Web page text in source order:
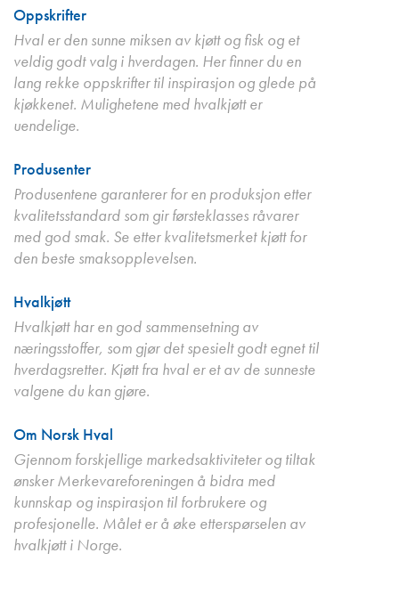
Oppskrifter
Hval er den sunne miksen av kjøtt og fisk og et
veldig godt valg i hverdagen. Her finner du en
lang rekke oppskrifter til inspirasjon og glede på
kjøkkenet. Mulighetene med hvalkjøtt er
uendelige.
Produsenter
Produsentene garanterer for en produksjon etter
kvalitetsstandard som gir førsteklasses råvarer
med god smak. Se etter kvalitetsmerket kjøtt for
den beste smaksopplevelsen.
Hvalkjøtt
Hvalkjøtt har en god sammensetning av
næringsstoffer, som gjør det spesielt godt egnet til
hverdagsretter. Kjøtt fra hval er et av de sunneste
valgene du kan gjøre.
Om Norsk Hval
Gjennom forskjellige markedsaktiviteter og tiltak
ønsker Merkevareforeningen å bidra med
kunnskap og inspirasjon til forbrukere og
profesjonelle. Målet er å øke etterspørselen av
hvalkjøtt i Norge.